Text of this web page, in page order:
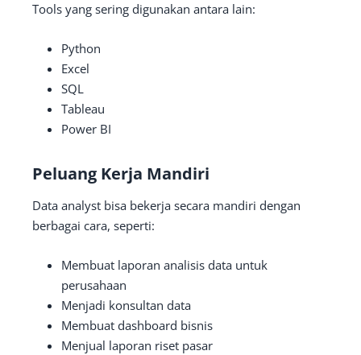
Tools yang sering digunakan antara lain:
Python
Excel
SQL
Tableau
Power BI
Peluang Kerja Mandiri
Data analyst bisa bekerja secara mandiri dengan
berbagai cara, seperti:
Membuat laporan analisis data untuk
perusahaan
Menjadi konsultan data
Membuat dashboard bisnis
Menjual laporan riset pasar